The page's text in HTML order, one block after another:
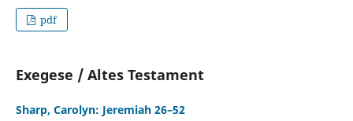
pdf
Exegese / Altes Testament
Sharp, Carolyn: Jeremiah 26–52